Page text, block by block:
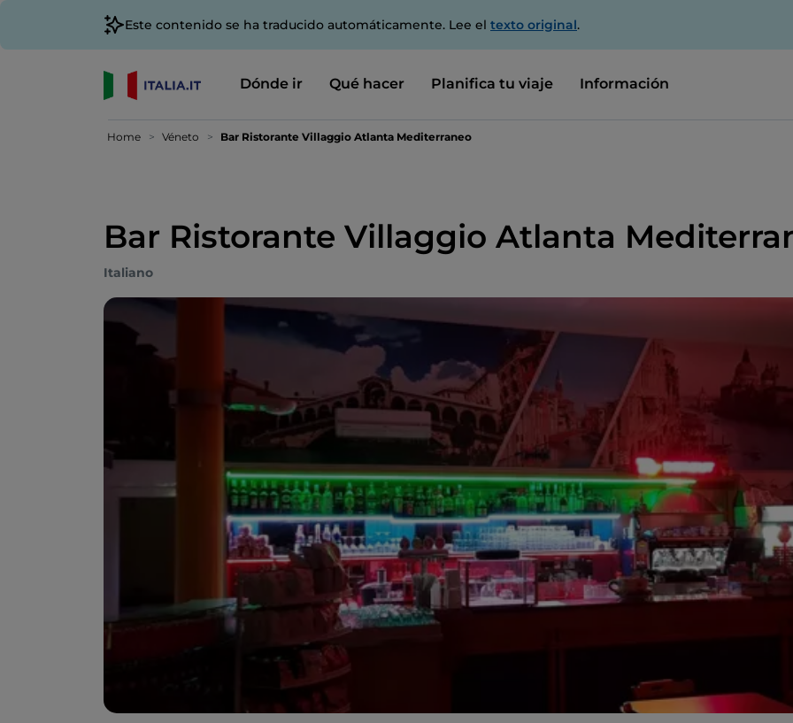
Este contenido se ha traducido automáticamente. Lee el texto original.
Dónde ir Qué hacer Planifica tu viaje Información
Home Véneto Bar Ristorante Villaggio Atlanta Mediterraneo
Bar Ristorante Villaggio Atlanta
Italiano